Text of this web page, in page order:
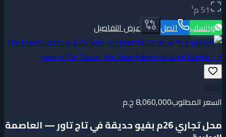
51 م²
واتساب
اتصل عرض التفاصيل
السعر المطلوب8,060,000 ج.م
محل تجاري 26م بفيو حديقة في تاج تاور — العاصمة